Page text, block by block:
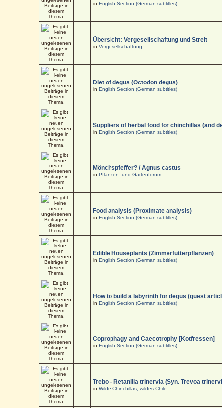
inEnglish Section (German subtitles)
Übersicht: Vergesellschaftung und Streit
inVergesellschaftung
Diet of degus (Octodon degus)
inEnglish Section (German subtitles)
Suppliers of herbal food for chinchillas (and
inEnglish Section (German subtitles)
Mönchspfeffer? / Agnus castus
inPflanzen- und Gartenforum
Food analysis (Proximate analysis)
inEnglish Section (German subtitles)
Edible Houseplants (Zimmerfutterpflanzen)
inEnglish Section (German subtitles)
How to build a labyrinth for degus (guest
inEnglish Section (German subtitles)
Coprophagy and Caecotrophy [Kotfressen]
inEnglish Section (German subtitles)
Trebo - Retanilla trinervia (Syn. Trevoa
inWilde Chinchillas, wildes Chile